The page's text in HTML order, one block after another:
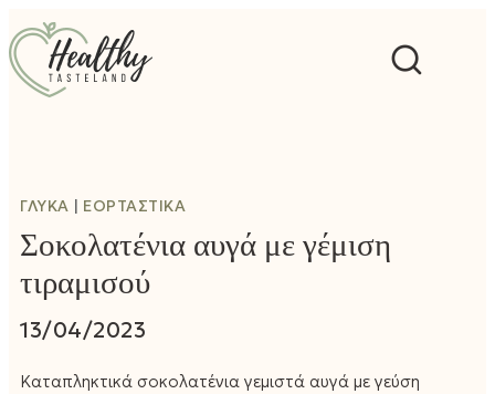
ΓΛΥΚΆ ΕΟΡΤΑΣΤΙΚΆ
Σοκολατένια αυγά με γέμιση
τιραμισού
13/04/2023
Καταπληκτικά σοκολατένια γεμιστά αυγά με γεύση